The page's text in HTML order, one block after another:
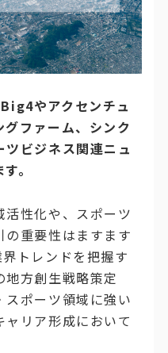
やアクセンチュ
ファーム、シンク
ビジネス関連ニュ
。
性化や、スポーツ
重要性はますます
トレンドを把握す
方創生戦略策定
ポーツ領域に強い
リア形成において